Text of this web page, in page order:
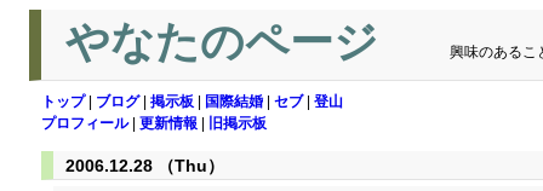
やなたのページ 興味のあるこ
トップ| ブログ| 掲示板 国際結婚 セブ| 登山
プロフィール| 更新情報 旧掲示板
2006.12.28 （Thu）